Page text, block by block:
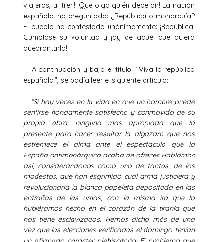
viajeros, al tren! ¡Qué oiga quién debe oír! La nación
española, ha preguntado: ¿República o monarquía?
El pueblo ha contestado unánimemente: ¡República!
Cúmplase su voluntad y ¡ay de aquél que quiera
quebrantarla!.
A continuación y bajo el título “¡Viva la república
española!”, se podía leer el siguiente artículo:
“Si hay veces en la vida en que un hombre puede
sentirse hondamente satisfecho y conmovido de su
propia obra, ninguna más apropiada que la
presente para hacer resaltar la algazara que nos
estremece el alma ante el espectáculo que la
España antimonárquica acaba de ofrecer. Hablamos
así, considerándonos como uno de tantos, de los
modestos, que han esgrimido cual arma justiciera y
revolucionaria la blanca papeleta depositada en las
entrañas de las urnas, con la misma ira que lo
hubiéramos hecho en el corazón de la tiranía que
nos tiene esclavizados. Hemos dicho más de una
vez que las elecciones verificadas el domingo tenían